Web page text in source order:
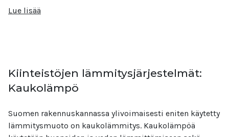
Lue lisää
Kiinteistöjen lämmitysjärjestelmät:
Kaukolämpö
Suomen rakennuskannassa ylivoimaisesti eniten käytetty
lämmitysmuoto on kaukolämmitys. Kaukolämpöä